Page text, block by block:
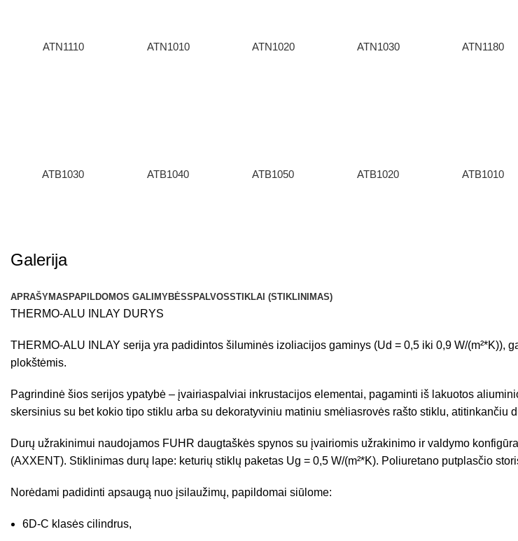
ATN1110 ATN1010 ATN1020 ATN1030 ATN1180
ATB1030 ATB1040 ATB1050 ATB1020 ATB1010
Galerija
APRAŠYMASPAPILDOMOS GALIMYBĖSSPALVOSSTIKLAI (STIKLINIMAS)
THERMO-ALU INLAY DURYS
THERMO-ALU INLAY serija yra padidintos šiluminės izoliacijos gaminys (Ud = 0,5 iki 0,9 W/
plokštėmis.
Pagrindinė šios serijos ypatybė – įvairiaspalviai inkrustacijos elementai, pagaminti iš lakuotos
skersinius su bet kokio tipo stiklu arba su dekoratyviniu matiniu smėliasrovės rašto stiklu, atitinkančiu
Durų užrakinimui naudojamos FUHR daugtaškės spynos su įvairiomis užrakinimo ir valdymo
(AXXENT). Stiklinimas durų lape: keturių stiklų paketas Ug = 0,5 W/(m²*K). Poliuretano putplasčio
Norėdami padidinti apsaugą nuo įsilaužimų, papildomai siūlome:
6D-C klasės cilindrus,